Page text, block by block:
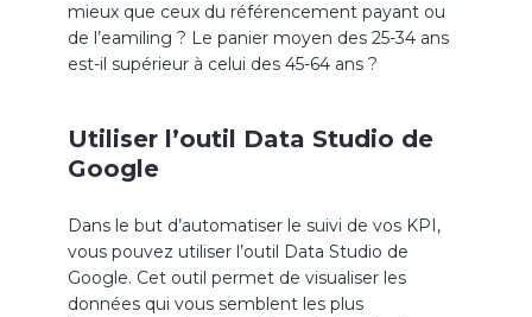
mieux que ceux du référencement payant ou
de l’eamiling ? Le panier moyen des 25-34 ans
est-il supérieur à celui des 45-64 ans ?
Utiliser l’outil Data Studio de
Google
Dans le but d’automatiser le suivi de vos KPI,
vous pouvez utiliser l’outil Data Studio de
Google. Cet outil permet de visualiser les
données qui vous semblent les plus